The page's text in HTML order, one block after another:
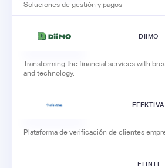
Soluciones de gestión y pagos
DIIMO
Transforming the financial services with
and technology.
EFEKTIVA
Plataforma de verificación de clientes
EFINTI